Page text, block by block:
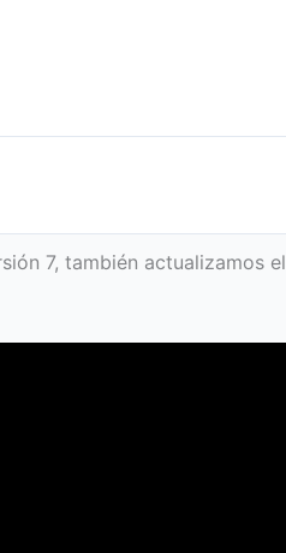
7, también actualizamos el